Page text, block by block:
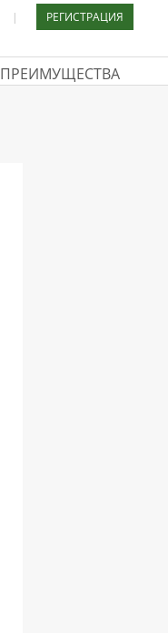
| РЕГИСТРАЦИЯ
ПРЕИМУЩЕСТВА